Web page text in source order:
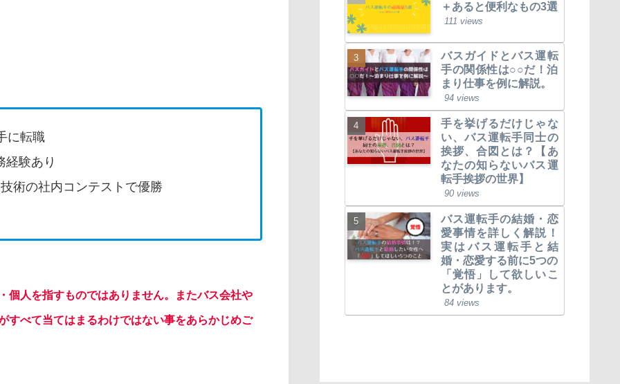
に転職
験あり
術の社内コンテストで優勝
人を指すものではありません。またバス会社や
すべて当てはまるわけではない事をあらかじめご
＋あると便利なもの3選
111 views
バスガイドとバス運転
手の関係性は○○だ！泊
まり仕事を例に解説。
94 views
手を挙げるだけじゃな
い、バス運転手同士の
挨拶、合図とは？【あ
なたの知らないバス運
転手挨拶の世界】
90 views
バス運転手の結婚・恋
愛事情を詳しく解説！
実はバス運転手と結
婚・恋愛する前に5つの
「覚悟」して欲しいこ
とがあります。
84 views